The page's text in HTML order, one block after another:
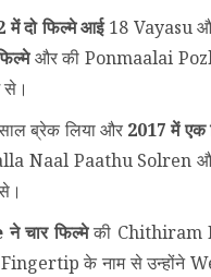
दो फिल्मे आई18 Vayasu
और की Ponmaalai
से।
ब्रेक लिया और 2017 में एक
Naal Paathu Solren
चार फिल्मेकी Chithiram
के नाम से उन्होंने